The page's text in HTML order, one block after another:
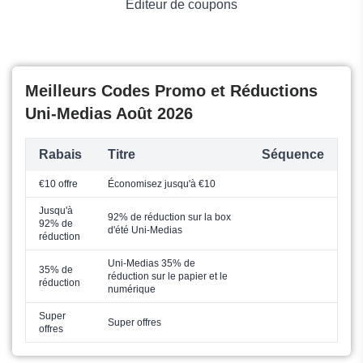
Éditeur de coupons
Meilleurs Codes Promo et Réductions
Uni-Medias Août 2026
Rabais Titre Séquence
€10 offre Économisez jusqu'à €10
Jusqu'à
92% de
réduction
92% de réduction sur la box
d'été Uni-Medias
35% de
réduction
Uni-Medias 35% de
réduction sur le papier et le
numérique
Super
offres
Super offres